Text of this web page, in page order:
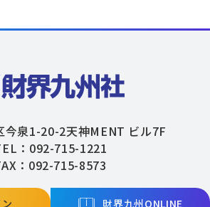
財界九州ONLINE
今泉1-20-2天神MENT ビル7F
：092-715-1221
：092-715-8573